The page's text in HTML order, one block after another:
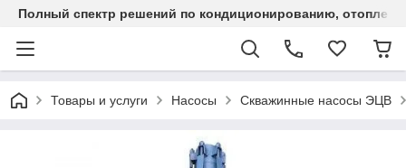
Полный спектр решений по кондиционированию,
Товары и услуги Насосы Скважинные насосы ЭЦВ